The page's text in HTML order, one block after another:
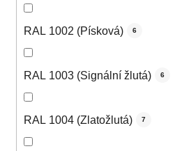
RAL 1002 (Písková) 6
RAL 1003 (Signální žlutá) 6
RAL 1004 (Zlatožlutá) 7